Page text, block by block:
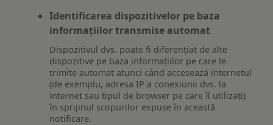
Identificarea dispozitivelor pe baza
informațiilor transmise automat
Dispozitivul dvs. poate fi diferențiat de alte
dispozitive pe baza informațiilor pe care le
trimite automat atunci când accesează internetul
(de exemplu, adresa IP a conexiunii dvs. la
internet sau tipul de browser pe care îl utilizați)
în sprijinul scopurilor expuse în această
notificare.